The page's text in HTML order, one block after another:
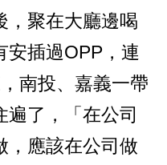
，聚在大廳邊喝
安插過OPP，連
南投、嘉義一帶
遍了，「在公司
，應該在公司做